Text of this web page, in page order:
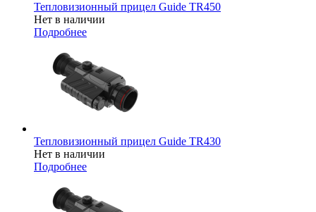
Тепловизионный прицел Guide TR450
Нет в наличии
Подробнее
Тепловизионный прицел Guide TR430
Нет в наличии
Подробнее